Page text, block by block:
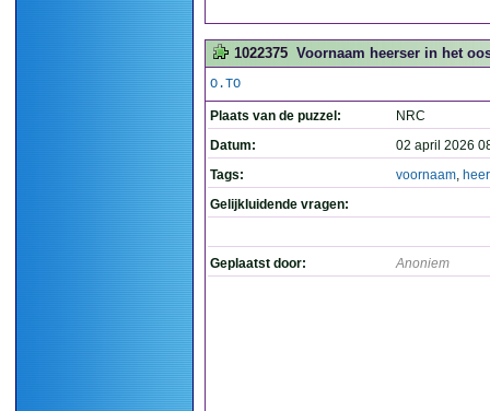
1022375 Voornaam heerser in het
O.TO
Plaats van de puzzel:
NRC
Datum:
02 april 2026
Tags:
voornaam,
Gelijkluidende vragen:
Geplaatst door: Anoniem